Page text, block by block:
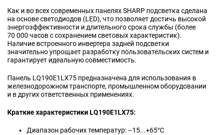
Как и во всех современных панелях SHARP подсветка сделана
на основе светодиодов (LED), что позволяет достичь высокой
энергоэффективности и длительного срока службы (более
70 000 часов с сохранением световых характеристик).
Наличие встроенного инвертера задней подсветки
значительно упрощает разработку пользовательских систем и
гарантирует идеальную совместимость.
Панель LQ190E1LX75 предназначена для использования в
железнодорожном транспорте, промышленном оборудовании
и в других ответственных применениях.
Краткие характеристики LQ190E1LX75:
Диапазон рабочих температур: –15...+65°C